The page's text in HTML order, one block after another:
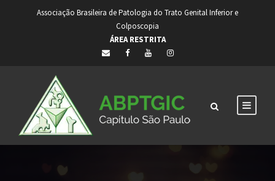
Associação Brasileira de Patologia do Trato Genital Inferior e
Colposcopia
ÁREA RESTRITA